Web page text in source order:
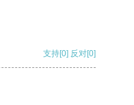
支持[0] 反对[0]